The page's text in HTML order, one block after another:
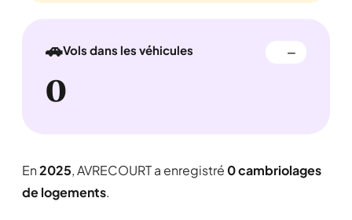
🚗Vols dans les véhicules —
0
En2025, AVRECOURT a enregistré 0 cambriolages
de logements.